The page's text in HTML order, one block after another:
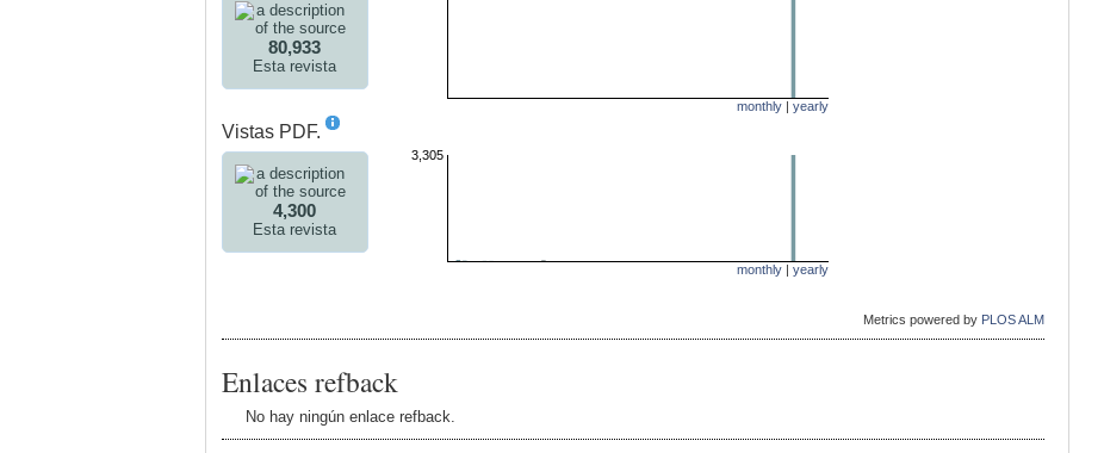
80,933
Esta revista
monthly| yearly
Vistas PDF.
4,300
Esta revista
3,305
monthly| yearly
Metrics powered by PLOS ALM
Enlaces refback
No hay ningún enlace refback.